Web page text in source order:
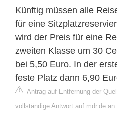
Künftig müssen alle
für eine
wird der Preis für eine
zweiten Klasse um 30
bei 5,50 Euro. In der
feste Platz dann 6,90
Antrag auf Entfernung der
vollständige Antwort auf mdr.de an